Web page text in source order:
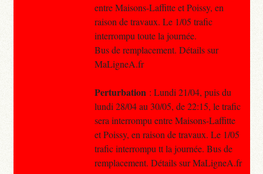
entre Maisons-Laffitte et Poissy, en
raison de travaux. Le 1/05 trafic
interrompu toute la journée.
Bus de remplacement. Détails sur
MaLigneA.fr
Perturbation : Lundi 21/04, puis du
lundi 28/04 au 30/05, de 22:15, le trafic
sera interrompu entre Maisons-Laffitte
et Poissy, en raison de travaux. Le 1/05
trafic interrompu tt la journée. Bus de
remplacement. Détails sur MaLigneA.fr